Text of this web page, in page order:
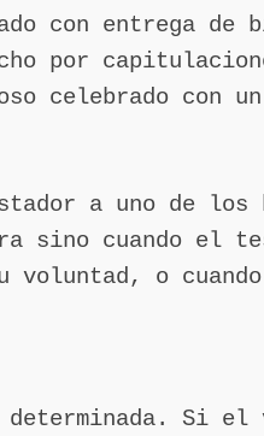
con entrega de
por
celebrado con
a uno de
sino cuando el
voluntad, o
determinada. Si el